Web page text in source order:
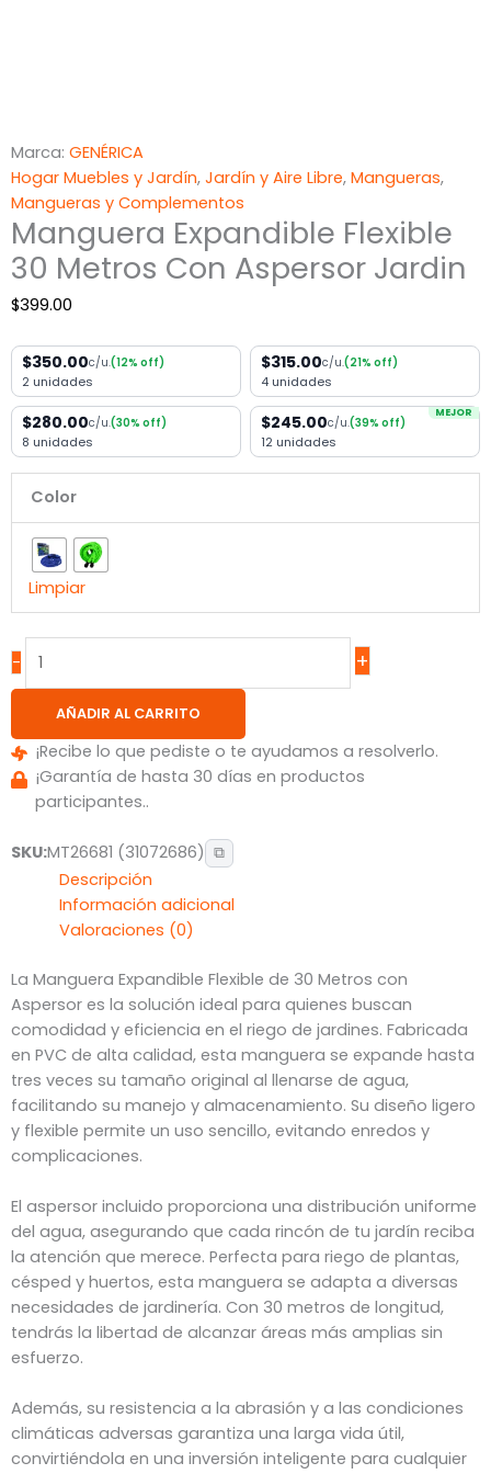
Marca: GENÉRICA
Hogar Muebles y Jardín, Jardín y Aire Libre, Mangueras,
Mangueras y Complementos
Manguera Expandible Flexible
30 Metros Con Aspersor Jardin
$399.00
$350.00c/u.(12% off)
2 unidades
$315.00c/u.(21% off)
4 unidades
$280.00c/u.(30% off)
8 unidades
MEJOR
$245.00c/u.(39% off)
12 unidades
Color
Limpiar
- +
AÑADIR AL CARRITO
¡Recibe lo que pediste o te ayudamos a resolverlo.
¡Garantía de hasta 30 días en productos
participantes..
SKU:MT26681 (31072686) ⧉
Descripción
Información adicional
Valoraciones (0)
La Manguera Expandible Flexible de 30 Metros con
Aspersor es la solución ideal para quienes buscan
comodidad y eficiencia en el riego de jardines. Fabricada
en PVC de alta calidad, esta manguera se expande hasta
tres veces su tamaño original al llenarse de agua,
facilitando su manejo y almacenamiento. Su diseño ligero
y flexible permite un uso sencillo, evitando enredos y
complicaciones.
El aspersor incluido proporciona una distribución uniforme
del agua, asegurando que cada rincón de tu jardín reciba
la atención que merece. Perfecta para riego de plantas,
césped y huertos, esta manguera se adapta a diversas
necesidades de jardinería. Con 30 metros de longitud,
tendrás la libertad de alcanzar áreas más amplias sin
esfuerzo.
Además, su resistencia a la abrasión y a las condiciones
climáticas adversas garantiza una larga vida útil,
convirtiéndola en una inversión inteligente para cualquier